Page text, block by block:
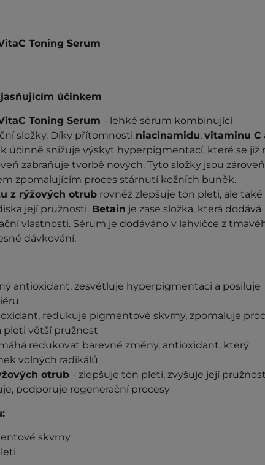
Toning Serum
účinkem
Toning Serum - lehké sérum kombinující
složky. Díky přítomnosti niacinamidu, vitaminu C
účinně snižuje výskyt hyperpigmentací, které se již
zabraňuje tvorbě nových. Tyto složky jsou zároveň
zpomalujícím proces stárnutí kožních buněk.
z rýžových otrub rovněž zlepšuje tón pleti, ale také
její pružnosti. Betain je zase složka, která dodává
vlastnosti. Sérum je dodáváno v lahvičce z
dávkování.
antioxidant, zesvětluje hyperpigmentaci a posiluje
redukuje pigmentové skvrny, zpomaluje
pleti větší pružnost
redukovat barevné změny, antioxidant, který
volných radikálů
otrub - zlepšuje tón pleti, zvyšuje její pružnost
podporuje regenerační procesy
skvrny